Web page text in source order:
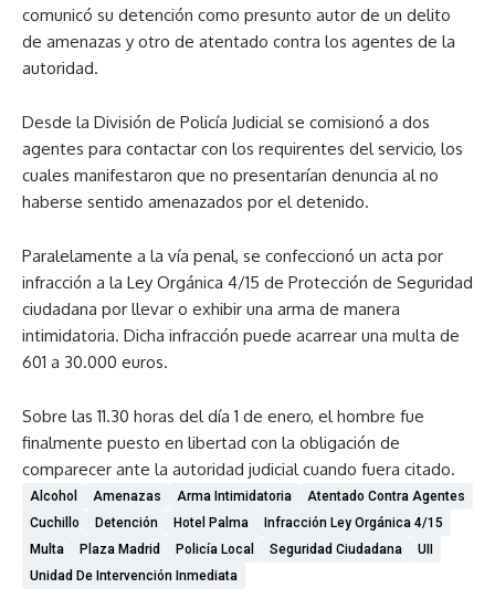
comunicó su detención como presunto autor de un delito
de amenazas y otro de atentado contra los agentes de la
autoridad.
Desde la División de Policía Judicial se comisionó a dos
agentes para contactar con los requirentes del servicio, los
cuales manifestaron que no presentarían denuncia al no
haberse sentido amenazados por el detenido.
Paralelamente a la vía penal, se confeccionó un acta por
infracción a la Ley Orgánica 4/15 de Protección de Seguridad
ciudadana por llevar o exhibir una arma de manera
intimidatoria. Dicha infracción puede acarrear una multa de
601 a 30.000 euros.
Sobre las 11.30 horas del día 1 de enero, el hombre fue
finalmente puesto en libertad con la obligación de
comparecer ante la autoridad judicial cuando fuera citado.
Alcohol Amenazas Arma Intimidatoria
Atentado Contra Agentes
Cuchillo
Detención Hotel Palma
Infracción Ley Orgánica 4/15
Multa
Plaza Madrid Policía Local Seguridad Ciudadana
UII
Unidad De Intervención Inmediata